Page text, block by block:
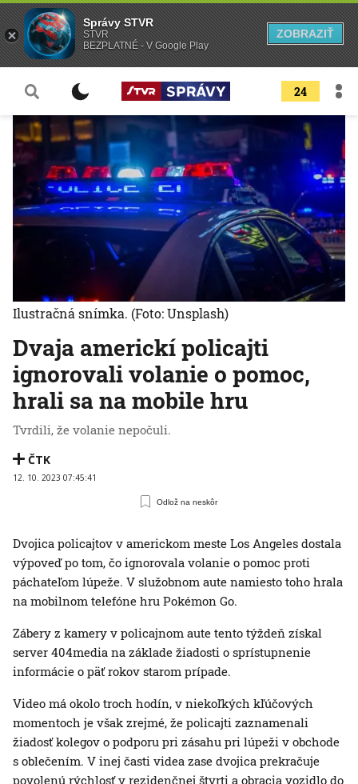
24
Dvaja americkí policajti
ignorovali volanie o pomoc,
hrali sa na mobile hru
Tvrdili, že volanie nepočuli.
ČTK
12. 10. 2023 07:45:41
Odlož na neskôr
Ilustračná snímka. (Foto: Unsplash)
Dvojica policajtov v americkom meste Los Angeles dostala
výpoveď po tom, čo ignorovala volanie o pomoc proti
páchateľom lúpeže. V služobnom aute namiesto toho hrala
na mobilnom telefóne hru Pokémon Go.
Zábery z kamery v policajnom aute tento týždeň získal
server 404media na základe žiadosti o sprístupnenie
informácie o päť rokov starom prípade.
Video má okolo troch hodín, v niekoľkých kľúčových
momentoch je však zrejmé, že policajti zaznamenali
žiadosť kolegov o podporu pri zásahu pri lúpeži v obchode
s oblečením. V inej časti videa zase dvojica prekračuje
povolenú rýchlosť v rezidenčnej štvrti a obracia vozidlo do
Správy STVR
STVR
BEZPLATNÉ - V Google Play
ZOBRAZIŤ